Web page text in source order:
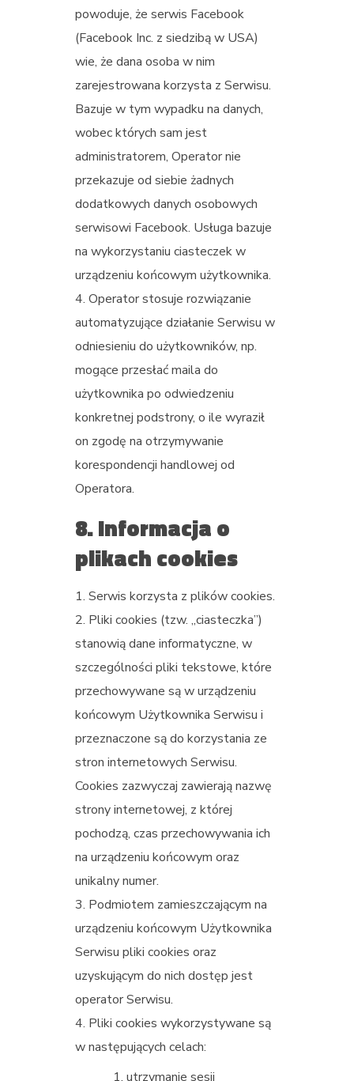
powoduje, że serwis Facebook
(Facebook Inc. z siedzibą w USA)
wie, że dana osoba w nim
zarejestrowana korzysta z Serwisu.
Bazuje w tym wypadku na danych,
wobec których sam jest
administratorem, Operator nie
przekazuje od siebie żadnych
dodatkowych danych osobowych
serwisowi Facebook. Usługa bazuje
na wykorzystaniu ciasteczek w
urządzeniu końcowym użytkownika.
Operator stosuje rozwiązanie
automatyzujące działanie Serwisu w
odniesieniu do użytkowników, np.
mogące przesłać maila do
użytkownika po odwiedzeniu
konkretnej podstrony, o ile wyraził
on zgodę na otrzymywanie
korespondencji handlowej od
Operatora.
8. Informacja o
plikach cookies
Serwis korzysta z plików cookies.
Pliki cookies (tzw. „ciasteczka”)
stanowią dane informatyczne, w
szczególności pliki tekstowe, które
przechowywane są w urządzeniu
końcowym Użytkownika Serwisu i
przeznaczone są do korzystania ze
stron internetowych Serwisu.
Cookies zazwyczaj zawierają nazwę
strony internetowej, z której
pochodzą, czas przechowywania ich
na urządzeniu końcowym oraz
unikalny numer.
Podmiotem zamieszczającym na
urządzeniu końcowym Użytkownika
Serwisu pliki cookies oraz
uzyskującym do nich dostęp jest
operator Serwisu.
Pliki cookies wykorzystywane są
w następujących celach:
utrzymanie sesji